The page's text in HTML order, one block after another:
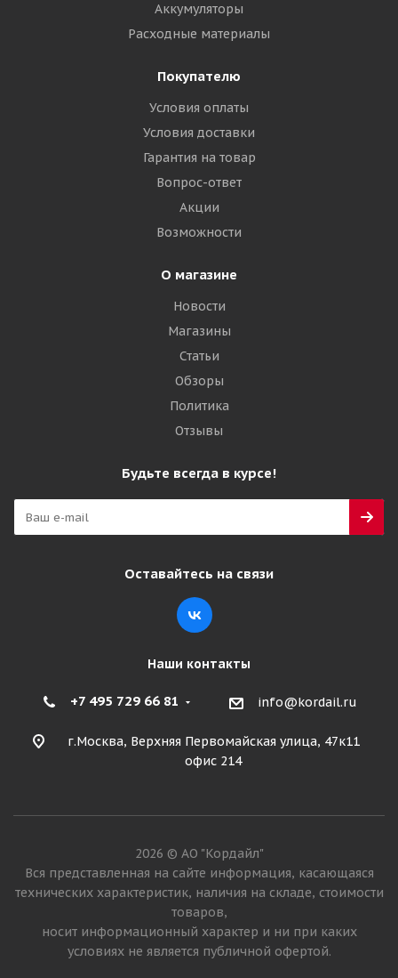
Подробнее
Tercelo 26,5R25 209A2 (193B) ** TCL05 E3/L3/G3 TL
Подробнее
Tercelo 26,5R25 193B ** TAD01 S1 E-4 TL КИТАЙ
Достаточно
203 730₽
Аккумуляторы
Расходные материалы
Покупателю
Условия оплаты
Условия доставки
Гарантия на товар
Вопрос-ответ
Акции
Возможности
О магазине
Новости
Магазины
Статьи
Обзоры
Политика
Отзывы
Будьте всегда в курсе!
Оставайтесь на связи
Наши контакты
+7 495 729 66 81 info@kordail.ru
г.Москва, Верхняя Первомайская улица, 47к11
офис 214
2026 © АО "Кордайл"
Вся представленная на сайте информация, касающаяся
технических характеристик, наличия на складе, стоимости
товаров,
носит информационный характер и ни при каких
условиях не является публичной офертой.